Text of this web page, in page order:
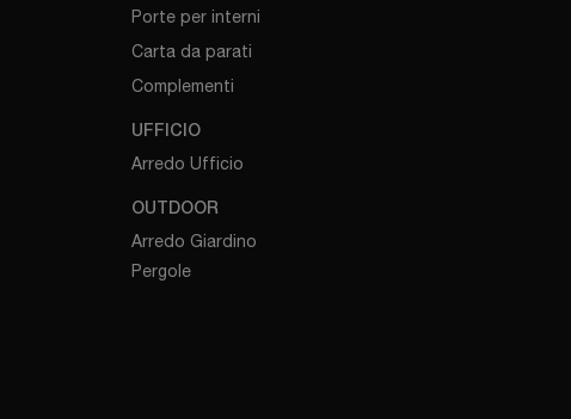
Porte per interni
Carta da parati
Complementi
UFFICIO
Arredo Ufficio
OUTDOOR
Arredo Giardino
Pergole